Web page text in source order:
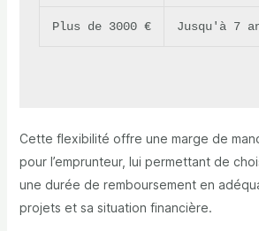
Plus de 3000 € Jusqu'à 7
Cette flexibilité offre une marge de
pour l’emprunteur, lui permettant de
une durée de remboursement en
projets et sa situation financière.